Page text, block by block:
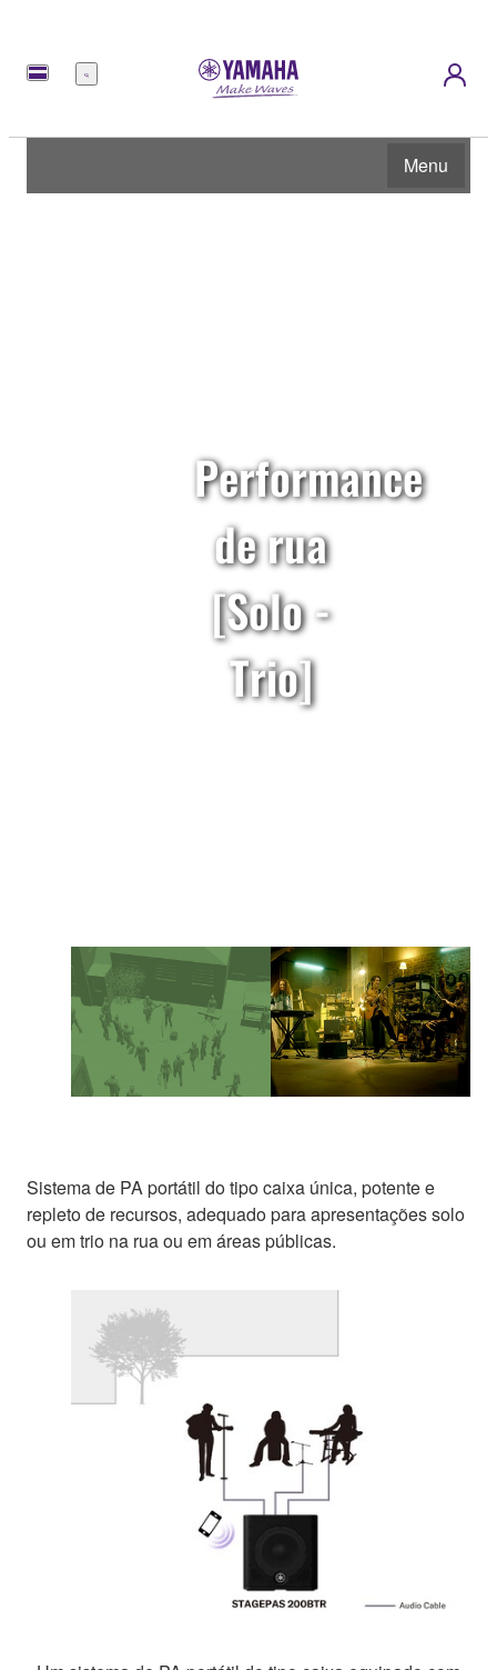
Menu
Menu
Performance
de rua
[Solo -
Trio]
Sistema de PA portátil do tipo caixa única, potente e
repleto de recursos, adequado para apresentações solo
ou em trio na rua ou em áreas públicas.